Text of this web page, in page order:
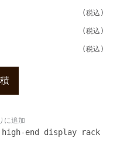
に追加
end display rack